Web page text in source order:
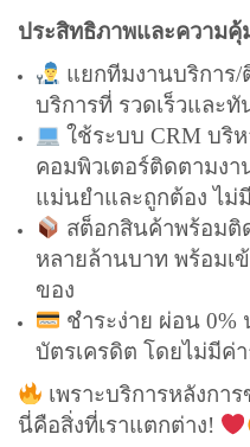
ประสิทธิภาพและความคุ้
แยกทีมงานบริการ
บริการที่ รวดเร็วและ
ใช้ระบบ CRM บริ
คอมพิวเตอร์ติดตามงา
แม่นยำและถูกต้อง ไม่
สต็อกสินค้าพร้อมติ
หลายล้านบาท พร้อมเ
ของ
ชำระง่าย ผ่อน 0%
บัตรเครดิต โดยไม่มีค่
เพราะบริการหลังกา
นี่คือสิ่งที่เราแตกต่าง!